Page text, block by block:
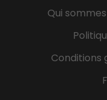
Qui
Conditions